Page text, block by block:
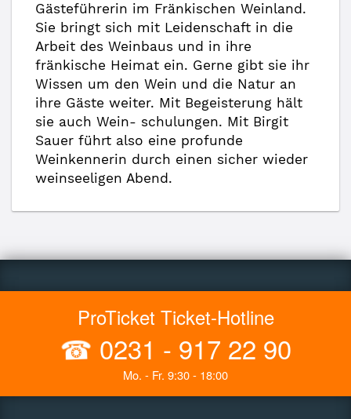
Gästeführerin im Fränkischen Weinland.
Sie bringt sich mit Leidenschaft in die
Arbeit des Weinbaus und in ihre
fränkische Heimat ein. Gerne gibt sie ihr
Wissen um den Wein und die Natur an
ihre Gäste weiter. Mit Begeisterung hält
sie auch Wein- schulungen. Mit Birgit
Sauer führt also eine profunde
Weinkennerin durch einen sicher wieder
weinseeligen Abend.
ProTicket Ticket-Hotline
☎ 0231 - 917 22 90
Mo. - Fr. 9:30 - 18:00